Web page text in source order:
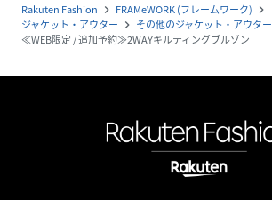
Rakuten Fashion navigate_next FRAMeWORK (フレームワーク) navigate_next
ジャケット・アウター navigate_next その他のジャケット・アウター
≪WEB限定 / 追加予約≫2WAYキルティングブルゾン